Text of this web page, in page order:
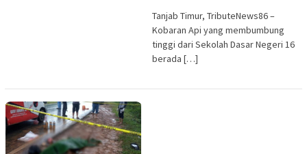
Tanjab Timur, TributeNews86 –
Kobaran Api yang membumbung
tinggi dari Sekolah Dasar Negeri 16
berada […]